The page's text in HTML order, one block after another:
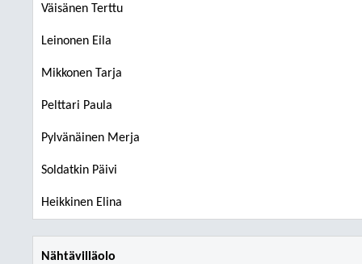
Väisänen Terttu
Leinonen Eila
Mikkonen Tarja
Pelttari Paula
Pylvänäinen Merja
Soldatkin Päivi
Heikkinen Elina
Nähtävilläolo